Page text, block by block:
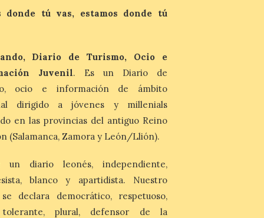
7 Ago 2026
pero también una de las
más agotadas: solo un 4%
de alojamientos libres.
Zamora, Palencia y Álava son las
provincias con menos margen: apenas un
1% de los alojamientos siguen libres para
esas […]
de reservas hoteleras y
precios desorbitados,
según SiteMinder
7 Ago 2026
donde tú vas, estamos donde tú
Diario de Turismo, Ocio e
Juvenil. Es un Diario de
ocio e información de ámbito
dirigido a jóvenes y millenials
en las provincias del antiguo Reino
(Salamanca, Zamora y León/Llión).
un diario leonés, independiente,
blanco y apartidista. Nuestro
declara democrático, respetuoso,
tolerante, plural, defensor de la